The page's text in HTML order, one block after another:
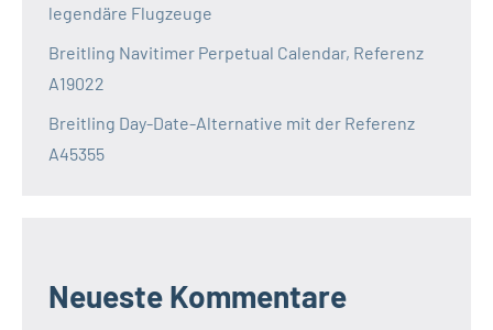
legendäre Flugzeuge
Breitling Navitimer Perpetual Calendar, Referenz
A19022
Breitling Day-Date-Alternative mit der Referenz
A45355
Neueste Kommentare